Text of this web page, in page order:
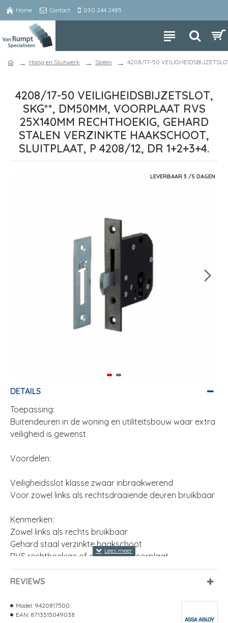
Home Contact 030 244 2485
Hang en Sluitwerk Sloten 4208/17-50
4208/17-50 VEILIGHEIDSBIJZETSLOT,
SKG**, DM50MM, VOORPLAAT RVS
25X140MM RECHTHOEKIG, GEHARD
STALEN VERZINKTE HAAKSCHOOT,
SLUITPLAAT, P 4208/12, DR 1+2+3+4.
LEVERBAAR 3 /5 DAGEN
DETAILS
Toepassing:
Buitendeuren in de woning en utiliteitsbouw waar extra
veiligheid is gewenst
Voordelen:
Veiligheidsslot klasse zwaar inbraakwerend
Voor zowel links als rechtsdraaiende deuren bruikbaar
Kenmerken:
Zowel links als rechts bruikbaar
Gehard staal verzinkte haakschoot
RVS rechthoekige of afgeronde voorplaat
1 toers
Ook leverbaar in blisterverpakking
Extra bij te bestellen:
REVIEWS
Model: 9420817500
EAN: 8713515049038